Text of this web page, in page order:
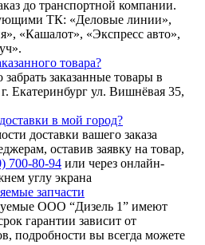
до транспортной компании.
ТК: «Деловые линии»,
«Кашалот», «Экспресс авто»,
товара?
заказанные товары в
Екатеринбург ул. Вишнёвая 35,
в мой город?
доставки вашего заказа
оставив заявку на товар,
700-80-94 или через онлайн-
углу экрана
запчасти
ООО “Дизель 1” имеют
гарантии зависит от
подробности вы всегда можете